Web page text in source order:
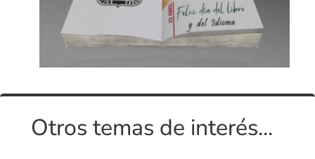
Otros temas de interés...